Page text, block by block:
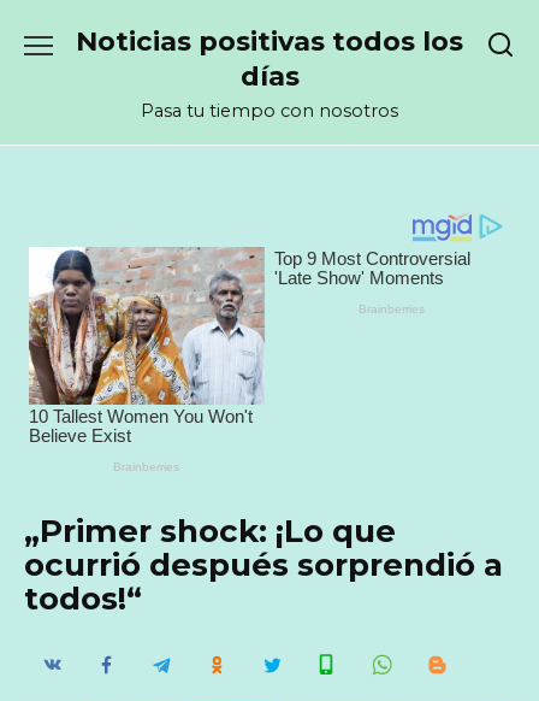
Noticias positivas todos los
días
Pasa tu tiempo con nosotros
„Primer shock: ¡Lo que
ocurrió después sorprendió a
todos!“